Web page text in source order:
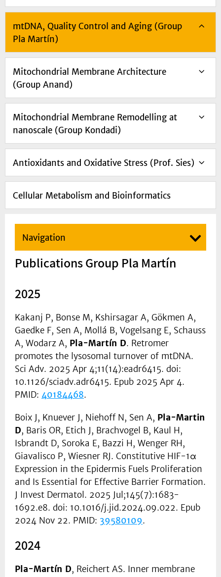
mtDNA, Quality Control and Aging (Group
Pla Martín)
Mitochondrial Membrane Architecture
(Group Anand)
Mitochondrial Membrane Remodelling at
nanoscale (Group Kondadi)
Antioxidants and Oxidative Stress (Prof. Sies)
Cellular Metabolism and Bioinformatics
Navigation
Publications Group Pla Martín
2025
Kakanj P, Bonse M, Kshirsagar A, Gökmen A,
Gaedke F, Sen A, Mollá B, Vogelsang E, Schauss
A, Wodarz A, Pla-Martín D. Retromer
promotes the lysosomal turnover of mtDNA.
Sci Adv. 2025 Apr 4;11(14):eadr6415. doi:
10.1126/sciadv.adr6415. Epub 2025 Apr 4.
PMID: 40184468.
Boix J, Knuever J, Niehoff N, Sen A, Pla-Martin
D, Baris OR, Etich J, Brachvogel B, Kaul H,
Isbrandt D, Soroka E, Bazzi H, Wenger RH,
Giavalisco P, Wiesner RJ. Constitutive HIF-1α
Expression in the Epidermis Fuels Proliferation
and Is Essential for Effective Barrier Formation.
J Invest Dermatol. 2025 Jul;145(7):1683-
1692.e8. doi: 10.1016/j.jid.2024.09.022. Epub
2024 Nov 22. PMID: 39580109.
2024
Pla-Martín D, Reichert AS. Inner membrane